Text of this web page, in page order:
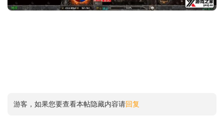
游客，如果您要查看本帖隐藏内容请回复